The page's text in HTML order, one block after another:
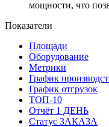
мощности, что
Показатели
Площади
Оборудование
Метрики
График
График отгрузок
ТОП-10
Отчёт 1 ДЕНЬ
Статус ЗАКАЗА